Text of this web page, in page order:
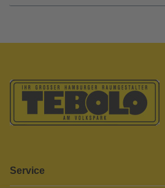
Service